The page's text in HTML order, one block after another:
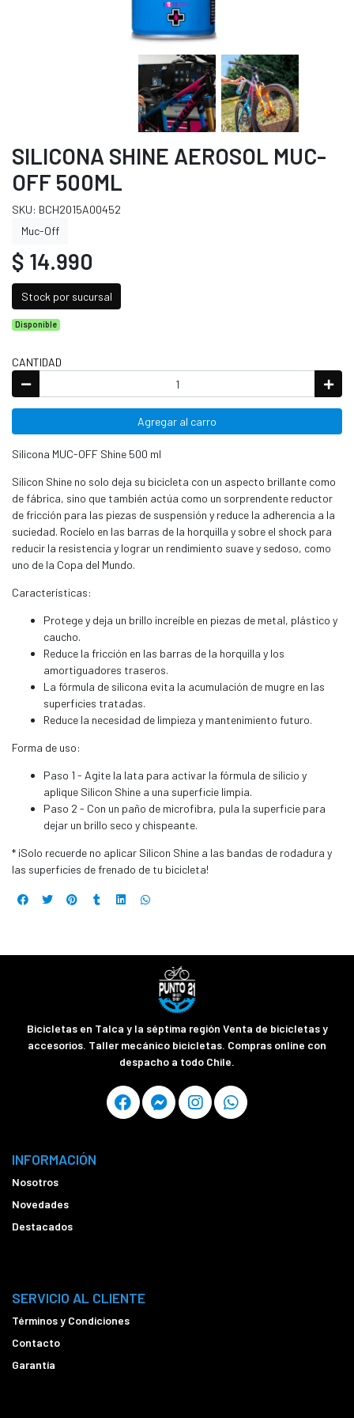
SILICONA SHINE AEROSOL MUC-
OFF 500ML
SKU: BCH2015A00452
Muc-Off
$ 14.990
Stock por sucursal
Disponible
CANTIDAD
Agregar al carro
Silicona MUC-OFF Shine 500 ml
Silicon Shine no solo deja su bicicleta con un aspecto brillante como
de fábrica, sino que también actúa como un sorprendente reductor
de fricción para las piezas de suspensión y reduce la adherencia a la
suciedad. Rocíelo en las barras de la horquilla y sobre el shock para
reducir la resistencia y lograr un rendimiento suave y sedoso, como
uno de la Copa del Mundo.
Características:
Protege y deja un brillo increíble en piezas de metal, plástico y
caucho.
Reduce la fricción en las barras de la horquilla y los
amortiguadores traseros.
La fórmula de silicona evita la acumulación de mugre en las
superficies tratadas.
Reduce la necesidad de limpieza y mantenimiento futuro.
Forma de uso:
Paso 1 - Agite la lata para activar la fórmula de silicio y
aplique Silicon Shine a una superficie limpia.
Paso 2 - Con un paño de microfibra, pula la superficie para
dejar un brillo seco y chispeante.
* ¡Solo recuerde no aplicar Silicon Shine a las bandas de rodadura y
las superficies de frenado de tu bicicleta!
Bicicletas en Talca y la séptima región Venta de bicicletas y
accesorios. Taller mecánico bicicletas. Compras online con
despacho a todo Chile.
INFORMACIÓN
Nosotros
Novedades
Destacados
SERVICIO AL CLIENTE
Términos y Condiciones
Contacto
Garantía